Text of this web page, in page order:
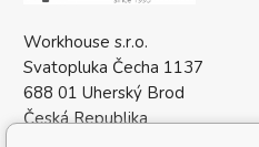
Workhouse s.r.o.
Svatopluka Čecha 1137
688 01 Uherský Brod
Česká Republika